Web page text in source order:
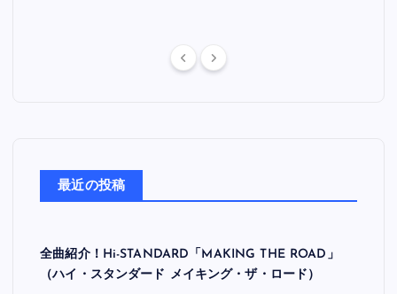
最近の投稿
全曲紹介！Hi-STANDARD「MAKING THE ROAD」
（ハイ・スタンダード メイキング・ザ・ロード）